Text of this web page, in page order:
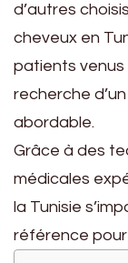
d’autres
cheveux en
patients venus
recherche
abordable.
Grâce à des
médicales
la Tunisie
référence pour